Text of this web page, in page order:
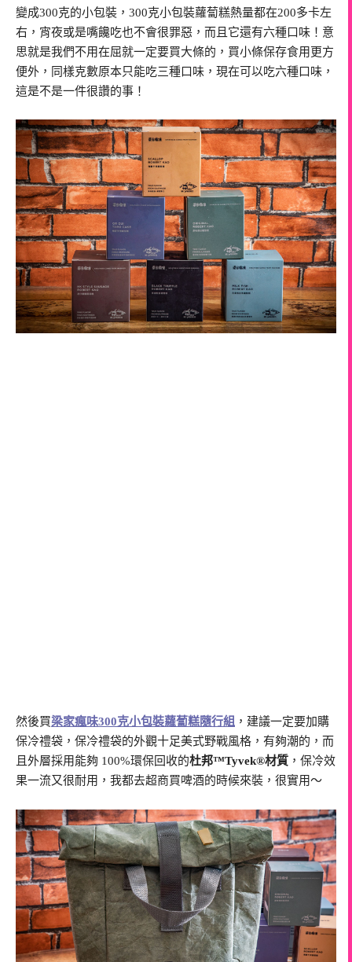
變成300克的小包裝，300克小包裝蘿蔔糕熱量都在200多卡左
右，宵夜或是嘴饞吃也不會很罪惡，而且它還有六種口味！意
思就是我們不用在屈就一定要買大條的，買小條保存食用更方
便外，同樣克數原本只能吃三種口味，現在可以吃六種口味，
這是不是一件很讚的事！
然後買梁家瘋味300克小包裝蘿蔔糕隨行組 ，建議一定要加購
保冷禮袋，保冷禮袋的外觀十足美式野戰風格，有夠潮的，而
且外層採用能夠 100%環保回收的杜邦™Tyvek®材質 ，保冷效
果一流又很耐用，我都去超商買啤酒的時候來裝，很實用～